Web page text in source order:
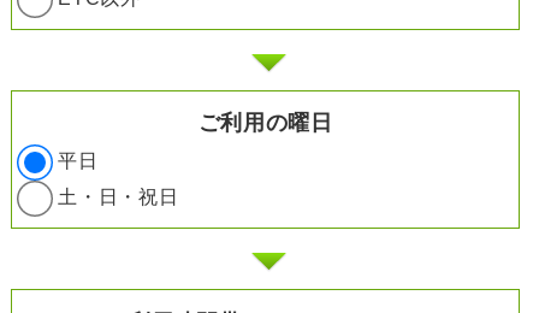
ご利用の曜日
平日
土・日・祝日